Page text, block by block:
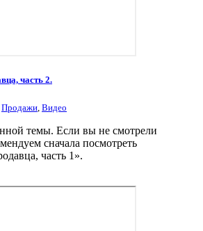
часть 2.
Продажи Видео
темы. Если вы не смотрели
сначала посмотреть
часть 1».